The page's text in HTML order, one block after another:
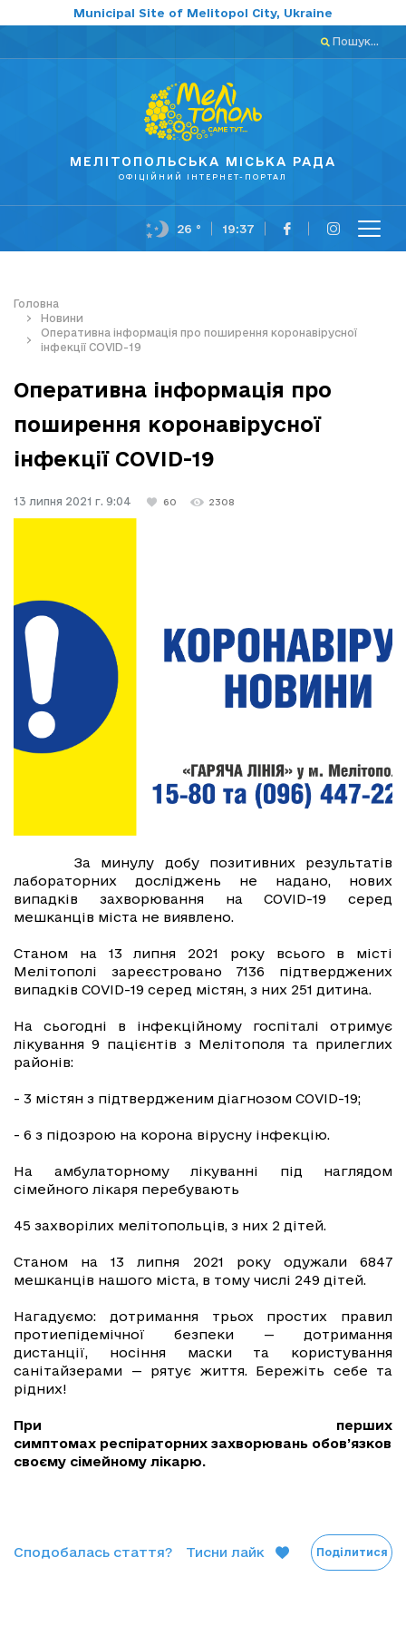
Municipal Site of Melitopol City, Ukraine
Пошук...
МЕЛІТОПОЛЬСЬКА МІСЬКА РАДА
ОФІЦІЙНИЙ ІНТЕРНЕТ-ПОРТАЛ
26 ° 19:37
Головна
Новини
Оперативна інформація про поширення коронавірусної
інфекції COVID-19
Оперативна інформація про
поширення коронавірусної
інфекції COVID-19
13 липня 2021 г. 9:04 60 2308
За минулу добу позитивних результатів
лабораторних досліджень не надано, нових
випадків захворювання на COVID-19 серед
мешканців міста не виявлено.
Станом на 13 липня 2021 року всього в місті
Мелітополі зареєстровано 7136 підтверджених
випадків СOVID-19 серед містян, з них 251 дитина.
На сьогодні в інфекційному госпіталі отримує
лікування 9 пацієнтів з Мелітополя та прилеглих
районів:
- 3 містян з підтвердженим діагнозом COVID-19;
- 6 з підозрою на корона вірусну інфекцію.
На амбулаторному лікуванні під наглядом
сімейного лікаря перебувають
45 захворілих мелітопольців, з них 2 дітей.
Станом на 13 липня 2021 року одужали 6847
мешканців нашого міста, в тому числі 249 дітей.
Нагадуємо: дотримання трьох простих правил
протиепідемічної безпеки — дотримання
дистанції, носіння маски та користування
санітайзерами — рятує життя. Бережіть себе та
рідних!
При перших
симптомах респіраторних захворювань
своєму сімейному лікарю.
Сподобалась стаття? Тисни лайк Поділитися